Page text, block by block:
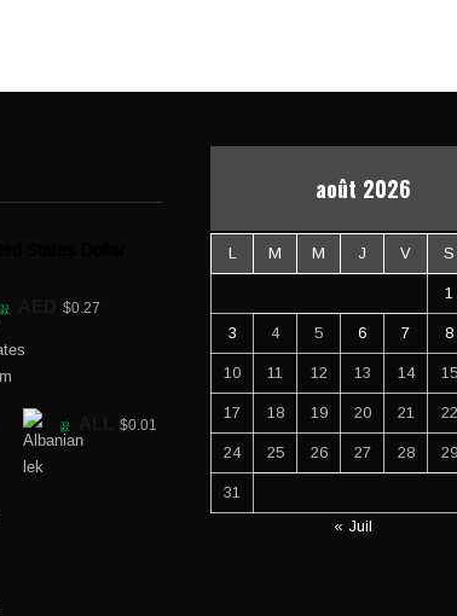
$0.27
$0.01
août 2026
L M M J V S
1
3 4 5 6 7 8
10 11 12 13 14 15
17 18 19 20 21 22
24 25 26 27 28 29
31
« Juil